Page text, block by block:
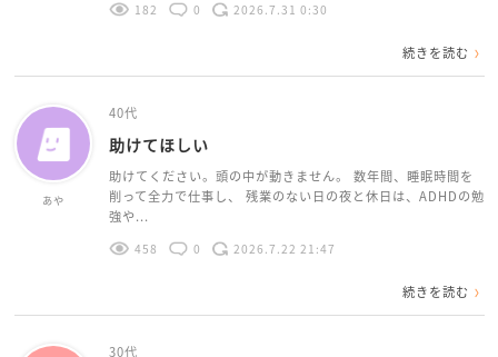
182 0 2026.7.31 0:30
続きを読む
あや
40代
助けてほしい
助けてください。頭の中が動きません。 数年間、睡眠時間を
削って全力で仕事し、 残業のない日の夜と休日は、ADHDの勉
強や...
458 0 2026.7.22 21:47
続きを読む
30代